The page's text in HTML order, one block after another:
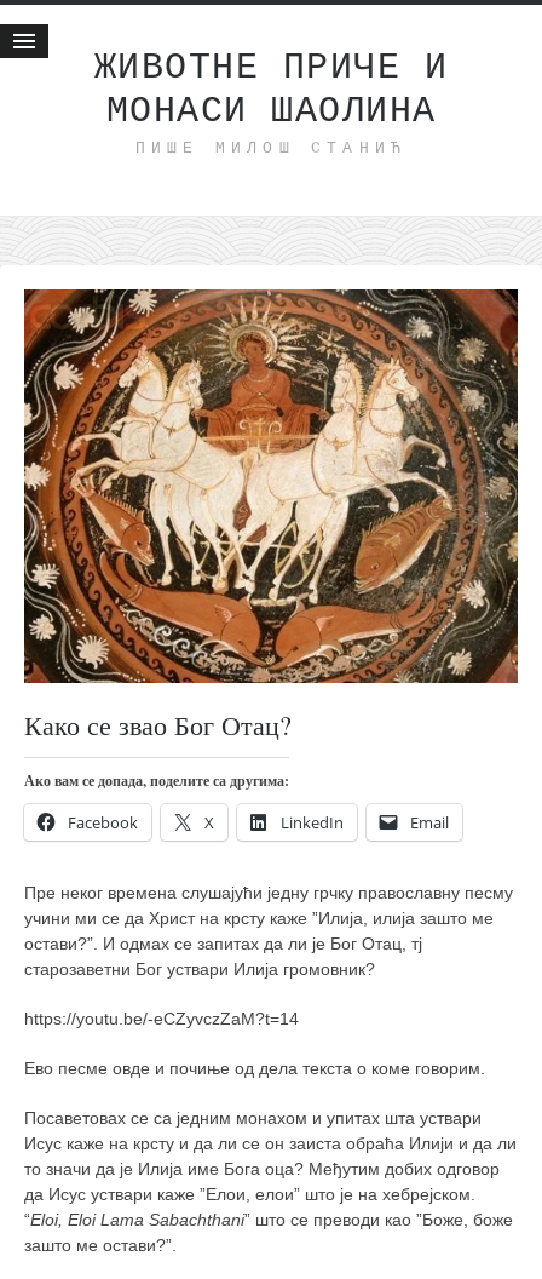
ЖИВОТНЕ ПРИЧЕ И
МОНАСИ ШАОЛИНА
ПИШЕ МИЛОШ СТАНИЋ
Животне приче
интернет пословање
исхраном до здравља
мој хаику
моменти и места
бонус садржај
светлопис
законоправило
духовни отац
православље
забрањена историја
ћирилица
породичне приче
календар српски
азбуки и књиге
најновије на блогу
моје белешке
бубиши
карате
наиханчи
кушанку
пасаи
Како се звао Бог Отац?
Ако вам се допада, поделите са другима:
Facebook X LinkedIn Email
Пре неког времена слушајући једну грчку православну песму
учини ми се да Христ на крсту каже ”Илија, илија зашто ме
остави?”. И одмах се запитах да ли је Бог Отац, тј
старозаветни Бог уствари Илија громовник?
https://youtu.be/-eCZyvczZaM?t=14
Ево песме овде и почиње од дела текста о коме говорим.
Посаветовах се са једним монахом и упитах шта уствари
Исус каже на крсту и да ли се он заиста обраћа Илији и да ли
то значи да је Илија име Бога оца? Међутим добих одговор
да Исус уствари каже ”Елои, елои” што је на хебрејском.
“Eloi, Eloi Lama Sabachthani” што се преводи као ”Боже, боже
зашто ме остави?”.